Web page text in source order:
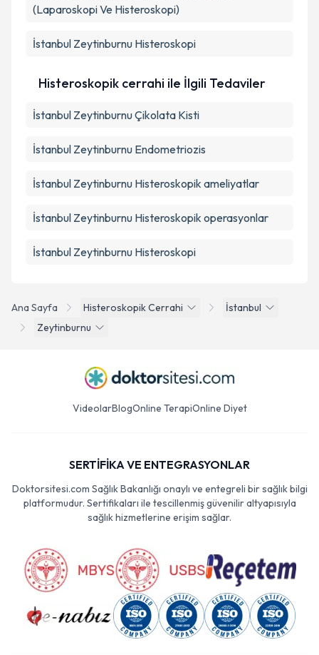
Ana Sayfa Histeroskopik Cerrahi
İstanbul
Zeytinburnu
(Laparoskopi Ve Histeroskopi)
İstanbul Zeytinburnu Histeroskopi
Histeroskopik cerrahi ile İlgili Tedaviler
İstanbul Zeytinburnu Çikolata Kisti
İstanbul Zeytinburnu Endometriozis
İstanbul Zeytinburnu Histeroskopik ameliyatlar
İstanbul Zeytinburnu Histeroskopik operasyonlar
İstanbul Zeytinburnu Histeroskopi
VideolarBlogOnline TerapiOnline Diyet
SERTİFİKA VE ENTEGRASYONLAR
Doktorsitesi.com Sağlık Bakanlığı onaylı ve entegreli bir sağlık bilgi
platformudur. Sertifikaları ile tescillenmiş güvenilir altyapısıyla
sağlık hizmetlerine erişim sağlar.